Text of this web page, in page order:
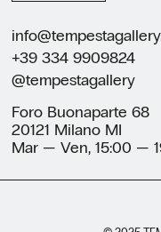
+39 334 9909824
@tempestagallery
Foro Buonaparte 68
20121 Milano MI
Mar — Ven, 15:00 —